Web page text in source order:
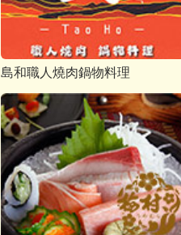
島和職人燒肉鍋物料理